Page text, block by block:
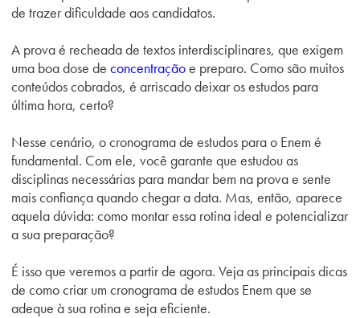
de trazer dificuldade aos candidatos.
A prova é recheada de textos interdisciplinares, que exigem
uma boa dose de concentraçãoe preparo. Como são muitos
conteúdos cobrados, é arriscado deixar os estudos para
última hora, certo?
Nesse cenário, o cronograma de estudos para o Enem é
fundamental. Com ele, você garante que estudou as
disciplinas necessárias para mandar bem na prova e sente
mais confiança quando chegar a data. Mas, então, aparece
aquela dúvida: como montar essa rotina ideal e potencializar
a sua preparação?
É isso que veremos a partir de agora. Veja as principais dicas
de como criar um cronograma de estudos Enem que se
adeque à sua rotina e seja eficiente.